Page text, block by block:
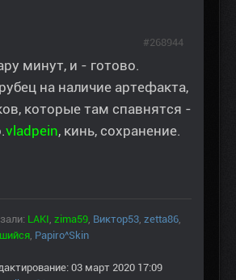
минут, и - готово.
на наличие артефакта,
которые там спавнятся -
vladpein, кинь, сохранение.
LAKI, zima59, Виктор53, zetta86,
, Papiro^Skin
03 март 2020 17:09
#268944